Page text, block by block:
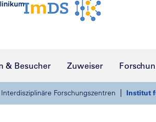
& Besucher Zuweiser
Interdisziplinäre Forschungszentren Institut